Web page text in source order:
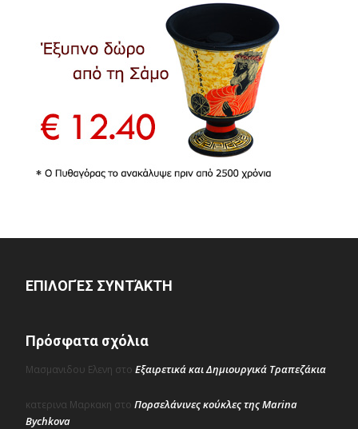
ΕΠΙΛΟΓΈΣ ΣΥΝΤΆΚΤΗ
Πρόσφατα σχόλια
Μασμανιδου Ελενη στο Εξαιρετικά και Δημιουργικά Τραπεζάκια
κατερινα Μαρκακη στο Πορσελάνινες κούκλες της Marina
Bychkova